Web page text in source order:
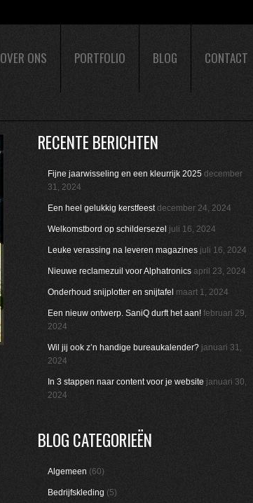
OVER ONS PORTFOLIO BLOG CONTACT
RECENTE BERICHTEN
Fijne jaarwisseling en een kleurrijk 2025 december
31, 2024
Een heel gelukkig kerstfeest december 24, 2024
Welkomstbord op schildersezel juli 16, 2024
Leuke verassing na leveren magazines juli 16, 2024
Nieuwe reclamezuil voor Alphatronics april 23, 2024
Onderhoud snijplotter en snijtafel maart 1, 2024
Een nieuw ontwerp. SaniQ durft het aan! februari 29,
2024
Wil jij ook z’n handige bureaukalender? januari 31,
2024
In 3 stappen naar content voor je website januari 30,
2024
BLOG CATEGORIEËN
Algemeen (60)
Bedrijfskleding (5)